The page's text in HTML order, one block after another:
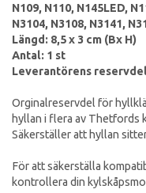
N109, N110, N145LED,
N3104, N3108, N3141,
Längd: 8,5 x 3 cm (Bx H)
Antal: 1 st
Leverantörens
Orginalreservdel för
hyllan i flera av Thetfords
Säkerställer att hyllan
För att säkerställa
kontrollera din